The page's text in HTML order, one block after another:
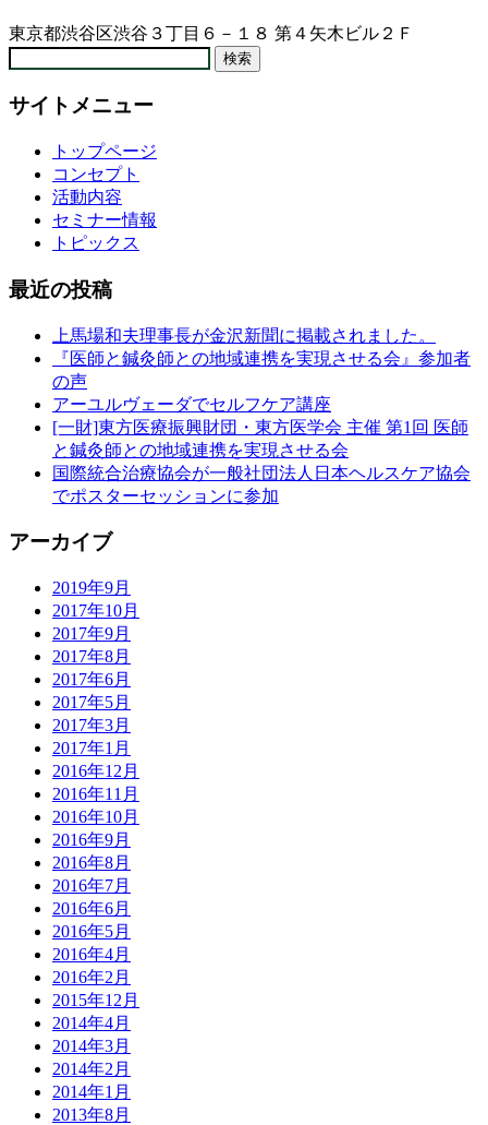
東京都渋谷区渋谷３丁目６－１８ 第４矢木ビル２Ｆ
検
サイトメニュー
トップページ
コンセプト
活動内容
セミナー情報
トピックス
最近の投稿
上馬場和夫理事長が金沢新聞に掲載されました。
『医師と鍼灸師との地域連携を実現させる会』参加者
の声
アーユルヴェーダでセルフケア講座
[一財]東方医療振興財団・東方医学会 主催 第1回 医師
と鍼灸師との地域連携を実現させる会
国際統合治療協会が一般社団法人日本ヘルスケア協会
でポスターセッションに参加
アーカイブ
2019年9月
2017年10月
2017年9月
2017年8月
2017年6月
2017年5月
2017年3月
2017年1月
2016年12月
2016年11月
2016年10月
2016年9月
2016年8月
2016年7月
2016年6月
2016年5月
2016年4月
2016年2月
2015年12月
2014年4月
2014年3月
2014年2月
2014年1月
2013年8月